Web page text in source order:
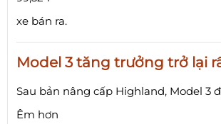
xe bán ra.
Model 3 tăng trưởng trở lại
Sau bản nâng cấp Highland, Model 3
Êm hơn